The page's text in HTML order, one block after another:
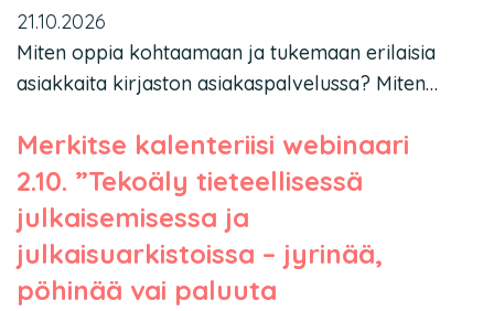
21.10.2026
Miten oppia kohtaamaan ja tukemaan erilaisia
asiakkaita kirjaston asiakaspalvelussa? Miten…
Merkitse kalenteriisi webinaari
2.10. ”Tekoäly tieteellisessä
julkaisemisessa ja
julkaisuarkistoissa – jyrinää,
pöhinää vai paluuta